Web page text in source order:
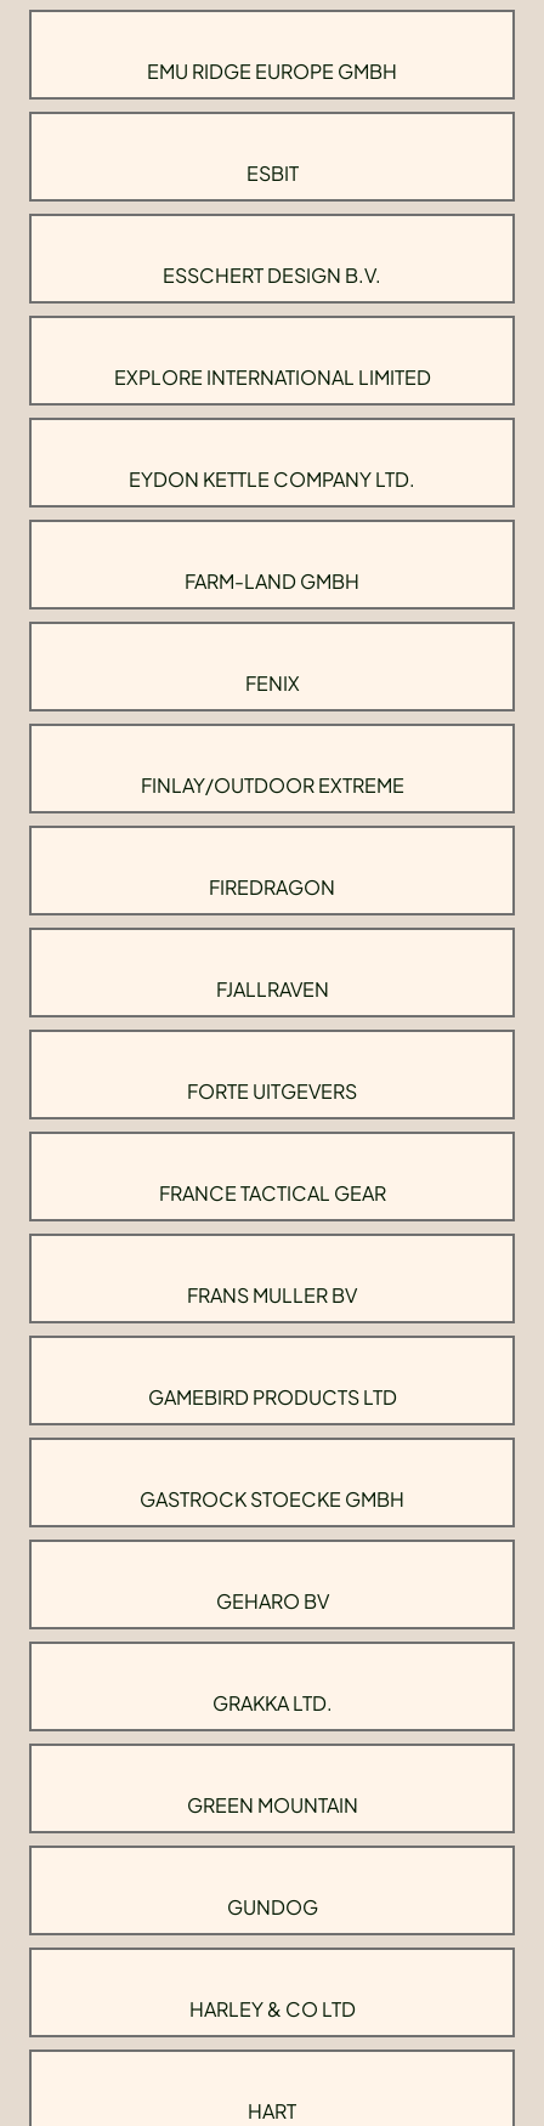
EMU RIDGE EUROPE GMBH
ESBIT
ESSCHERT DESIGN B.V.
EXPLORE INTERNATIONAL LIMITED
EYDON KETTLE COMPANY LTD.
FARM-LAND GMBH
FENIX
FINLAY/OUTDOOR EXTREME
FIREDRAGON
FJALLRAVEN
FORTE UITGEVERS
FRANCE TACTICAL GEAR
FRANS MULLER BV
GAMEBIRD PRODUCTS LTD
GASTROCK STOECKE GMBH
GEHARO BV
GRAKKA LTD.
GREEN MOUNTAIN
GUNDOG
HARLEY & CO LTD
HART